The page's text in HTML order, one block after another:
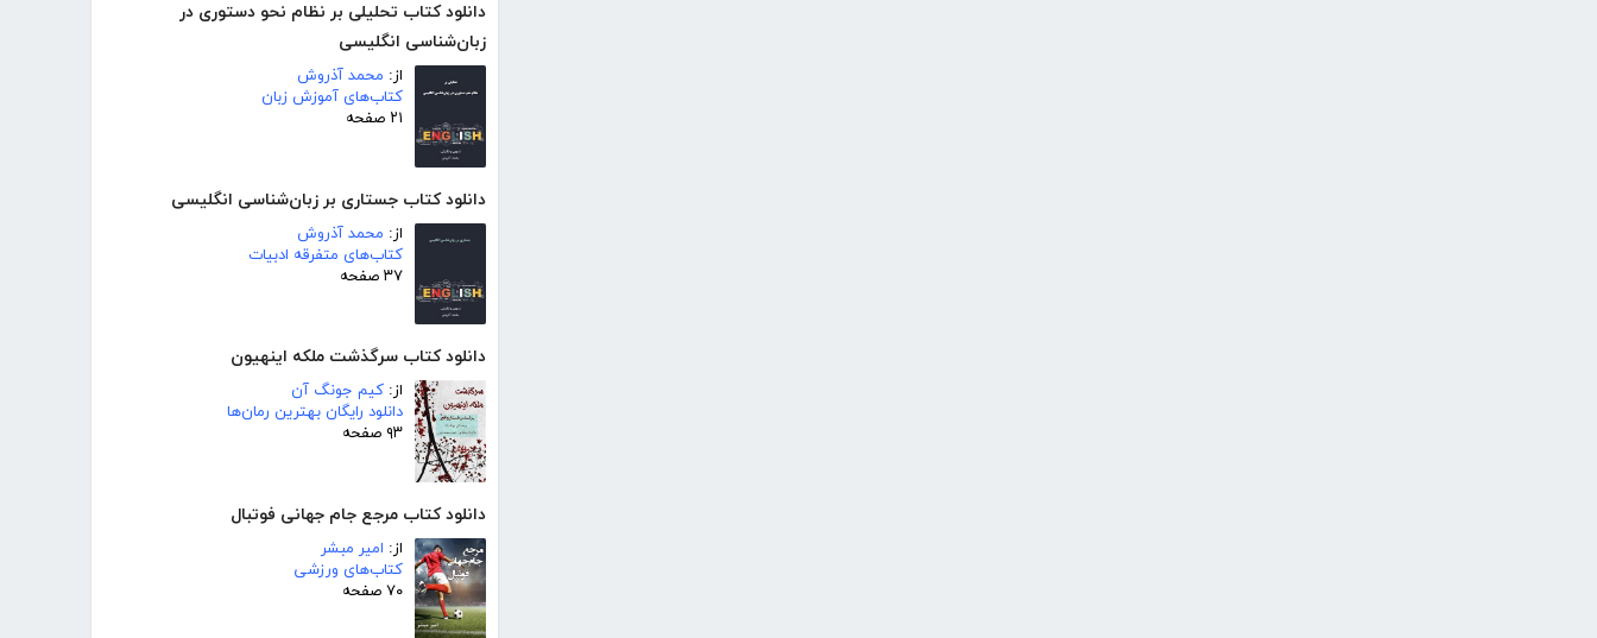
دانلود کتاب تحلیلی بر نظام نحو دستوری در
زبان‌شناسی انگلیسی
از: محمد آذروش
کتاب‌های آموزش زبان
۲۱ صفحه
دانلود کتاب جستاری بر زبان‌شناسی انگلیسی
از: محمد آذروش
کتاب‌های متفرقه ادبیات
۳۷ صفحه
دانلود کتاب سرگذشت ملکه اینهیون
از: کیم جونگ آن
دانلود رایگان بهترین رمان‌ها
۹۳ صفحه
دانلود کتاب مرجع جام جهانی فوتبال
از: امیر مبشر
کتاب‌های ورزشی
۷۰ صفحه